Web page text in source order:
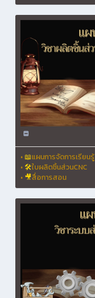
• 📖แผนการจัดการเรียนรู้
• 🛠ใบผลิตชิ้นส่วนCNC
• 🎥สื่อการสอน